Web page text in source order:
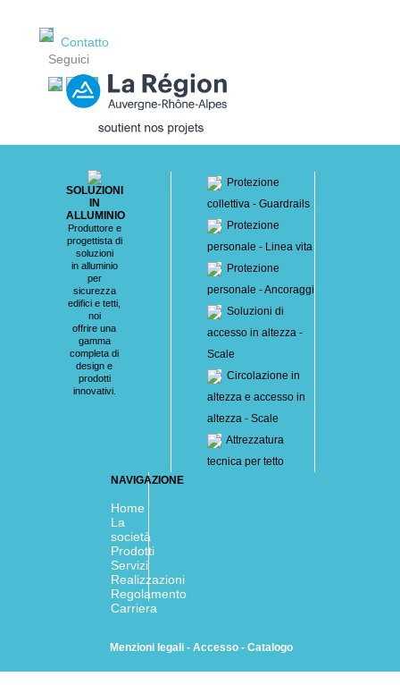
Contatto
Seguici
SOLUZIONI
IN
ALLUMINIO
Produttore e
progettista di
soluzioni
in alluminio
per
sicurezza
edifici e tetti,
noi
offrire una
gamma
completa di
design e
prodotti
innovativi.
Protezione
collettiva - Guardrails
Protezione
personale - Linea vita
Protezione
personale - Ancoraggi
Soluzioni di
accesso in altezza -
Scale
Circolazione in
altezza e accesso in
altezza - Scale
Attrezzatura
tecnica per tetto
NAVIGAZIONE
Home
La
società
Prodotti
Servizi
Realizzazioni
Regolamento
Carriera
Menzioni legali- Accesso- Catalogo